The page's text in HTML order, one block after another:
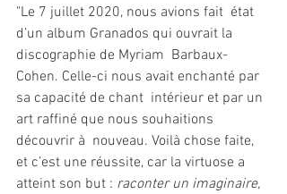
"Le 7 juillet 2020, nous avions fait  état
d’un album Granados qui ouvrait la
discographie de Myriam  Barbaux-
Cohen. Celle-ci nous avait enchanté par
sa capacité de chant  intérieur et par un
art raffiné que nous souhaitions
découvrir à  nouveau. Voilà chose faite,
et c’est une réussite, car la virtuose a
atteint son but : raconter un imaginaire,